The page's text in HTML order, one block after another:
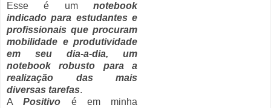
Esse é um notebook
indicado para estudantes e
profissionais que procuram
mobilidade e produtividade
em seu dia-a-dia, um
notebook robusto para a
realização das mais
diversas tarefas.
APositivo é em minha